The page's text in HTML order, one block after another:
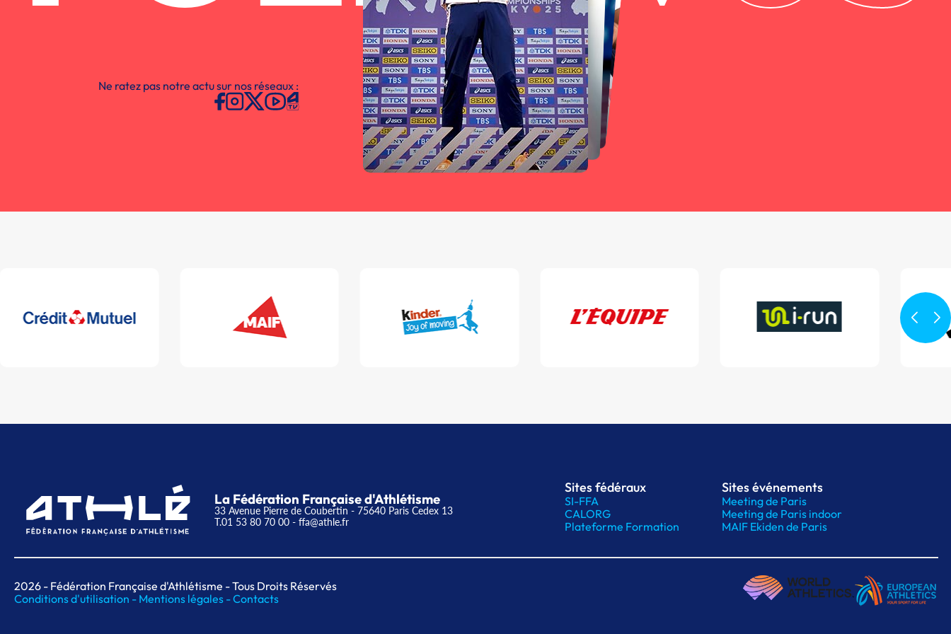
Ne ratez pas notre actu sur nos réseaux :
La Fédération Française d'Athlétisme
33 Avenue Pierre de Coubertin - 75640 Paris Cedex 13
T.01 53 80 70 00 - ffa@athle.fr
Sites fédéraux
SI-FFA
CALORG
Plateforme Formation
Sites événements
Meeting de Paris
Meeting de Paris indoor
MAIF Ekiden de Paris
2026 - Fédération Française d'Athlétisme - Tous Droits Réservés
Conditions d'utilisation - Mentions légales -Contacts